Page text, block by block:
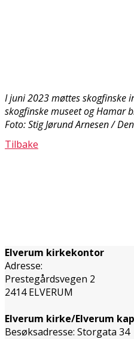
I juni 2023 møttes skogfinske
skogfinske museet og Hamar
Foto: Stig Jørund Arnesen /
Tilbake
Elverum kirkekontor
Adresse:
Prestegårdsvegen 2
2414 ELVERUM
Elverum kirke/Elverum
Besøksadresse: Storgata 34